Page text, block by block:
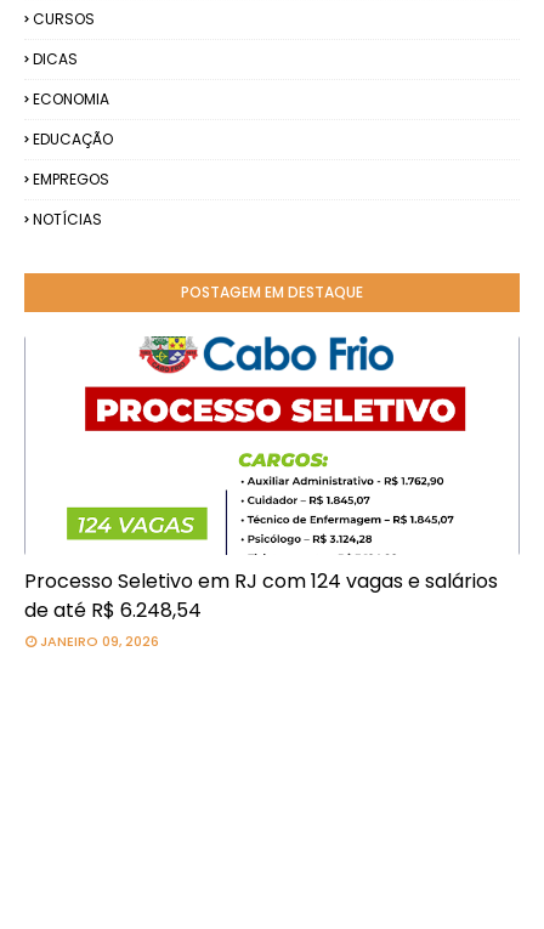
CURSOS
DICAS
ECONOMIA
EDUCAÇÃO
EMPREGOS
NOTÍCIAS
POSTAGEM EM DESTAQUE
Processo Seletivo em RJ com 124 vagas e salários
de até R$ 6.248,54
JANEIRO 09, 2026